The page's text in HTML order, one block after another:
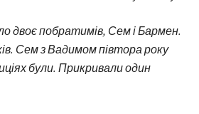
двоє побратимів, Сем і Бармен.
Сем з Вадимом півтора року
були. Прикривали один